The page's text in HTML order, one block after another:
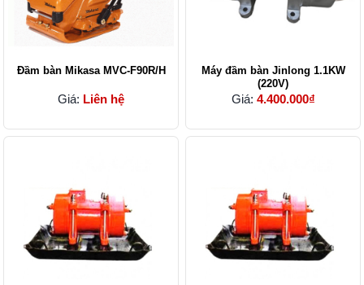
Đầm bàn Mikasa MVC-F90R/H
Giá: Liên hệ
Máy đầm bàn Jinlong 1.1KW
(220V)
Giá: 4.400.000₫